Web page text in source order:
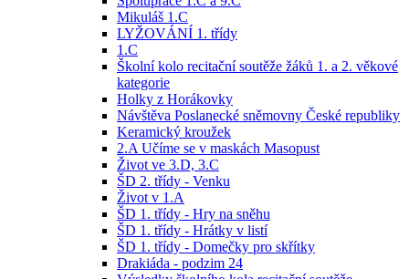
Mikuláš 1.C
LYŽOVÁNÍ 1. třídy
1.C
Školní kolo recitační soutěže žáků 1. a 2. věkové
kategorie
Holky z Horákovky
Návštěva Poslanecké sněmovny České republiky
Keramický kroužek
2.A Učíme se v maskách Masopust
Život ve 3.D, 3.C
ŠD 2. třídy - Venku
Život v 1.A
ŠD 1. třídy - Hry na sněhu
ŠD 1. třídy - Hrátky v listí
ŠD 1. třídy - Domečky pro skřítky
Drakiáda - podzim 24